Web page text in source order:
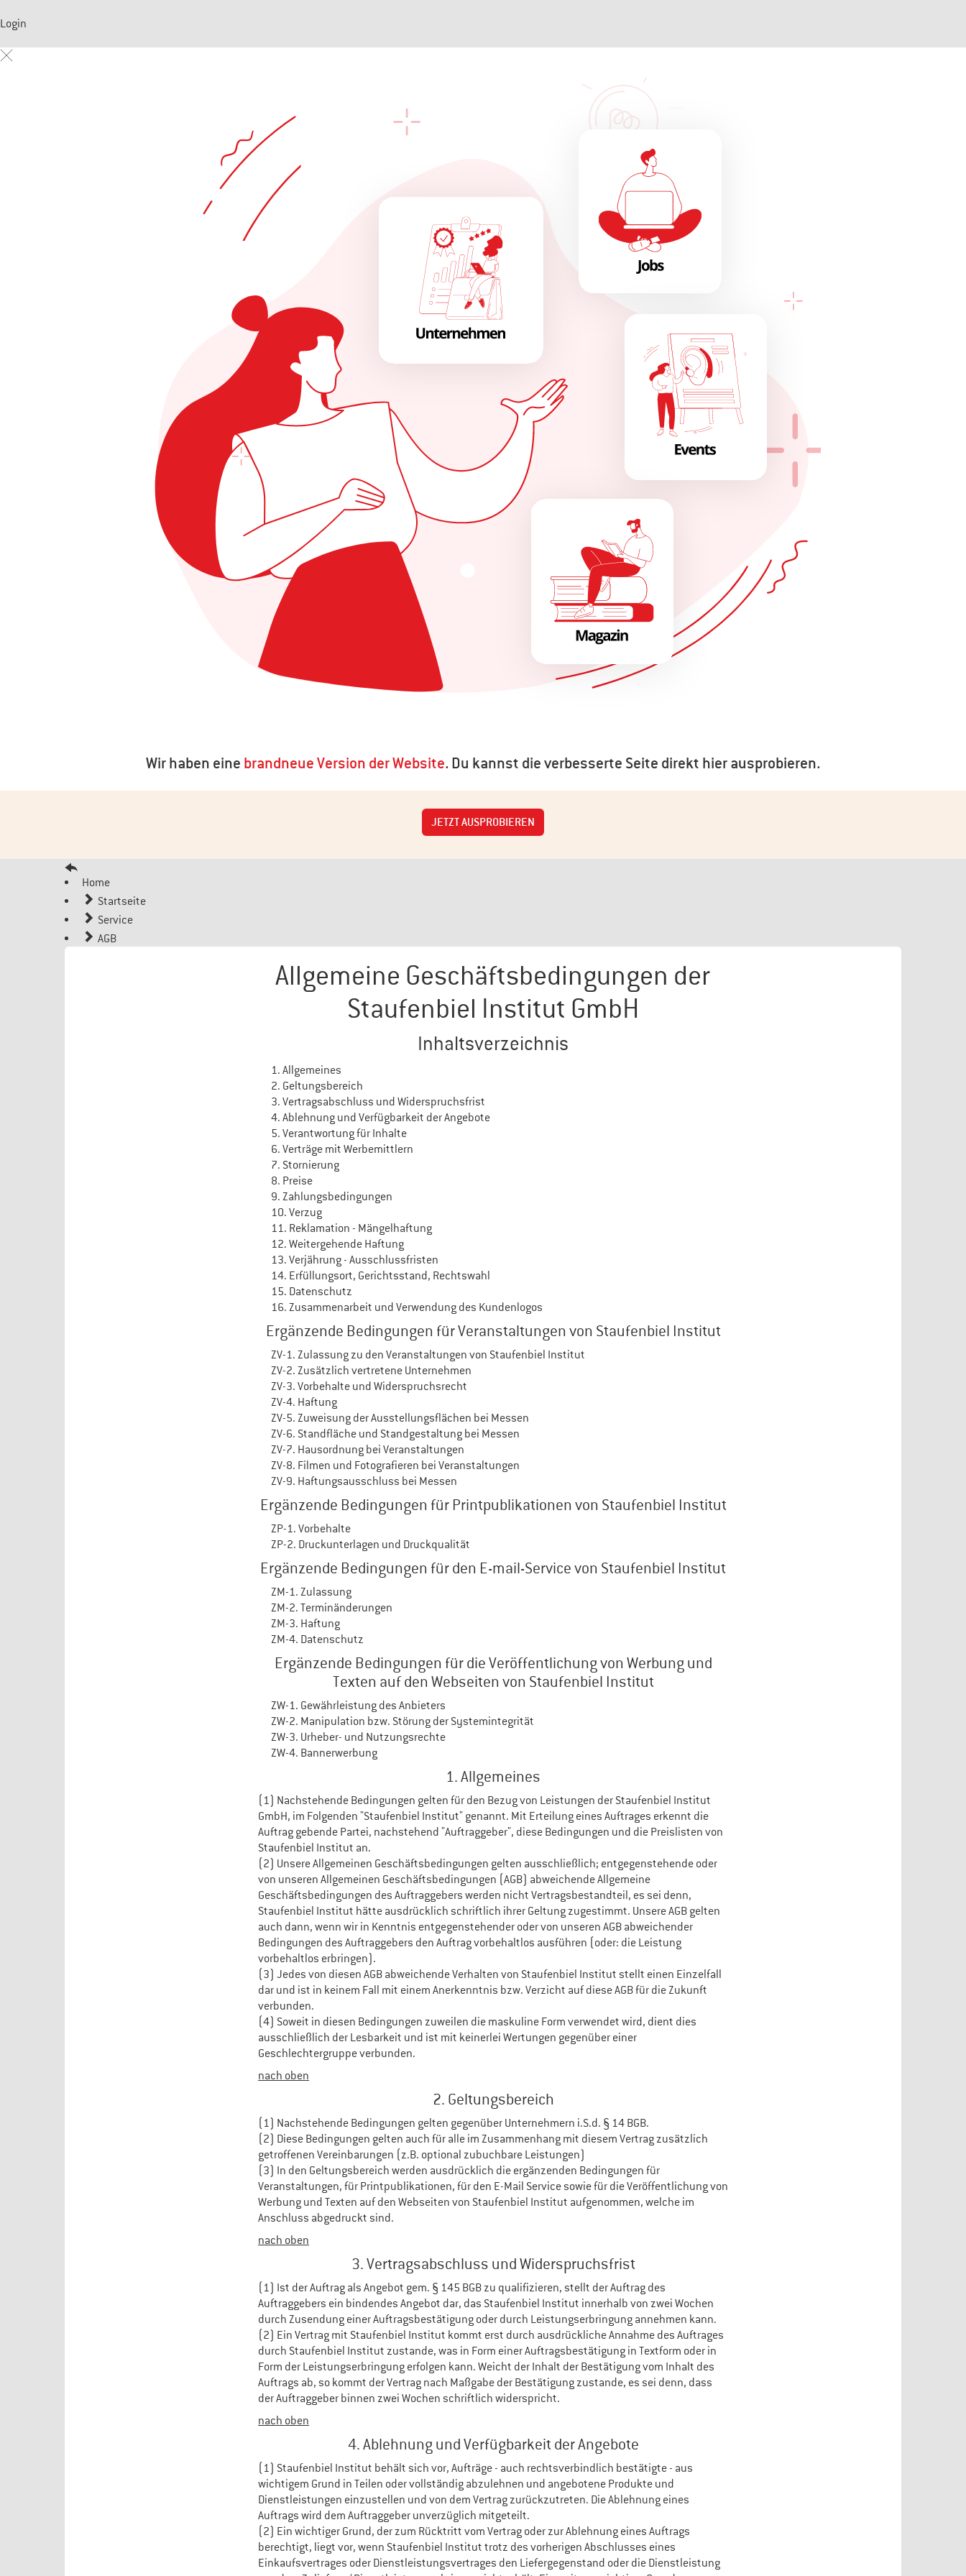
Login
Wir haben eine brandneue Version der Website. Du kannst die verbesserte Seite direkt hier ausprobieren.
JETZT AUSPROBIEREN
Home
Startseite
Service
AGB
Allgemeine Geschäftsbedingungen der
Staufenbiel Institut GmbH
Inhaltsverzeichnis
1. Allgemeines
2. Geltungsbereich
3. Vertragsabschluss und Widerspruchsfrist
4. Ablehnung und Verfügbarkeit der Angebote
5. Verantwortung für Inhalte
6. Verträge mit Werbemittlern
7. Stornierung
8. Preise
9. Zahlungsbedingungen
10. Verzug
11. Reklamation - Mängelhaftung
12. Weitergehende Haftung
13. Verjährung - Ausschlussfristen
14. Erfüllungsort, Gerichtsstand, Rechtswahl
15. Datenschutz
16. Zusammenarbeit und Verwendung des Kundenlogos
Ergänzende Bedingungen für Veranstaltungen von Staufenbiel Institut
ZV-1. Zulassung zu den Veranstaltungen von Staufenbiel Institut
ZV-2. Zusätzlich vertretene Unternehmen
ZV-3. Vorbehalte und Widerspruchsrecht
ZV-4. Haftung
ZV-5. Zuweisung der Ausstellungsflächen bei Messen
ZV-6. Standfläche und Standgestaltung bei Messen
ZV-7. Hausordnung bei Veranstaltungen
ZV-8. Filmen und Fotografieren bei Veranstaltungen
ZV-9. Haftungsausschluss bei Messen
Ergänzende Bedingungen für Printpublikationen von Staufenbiel Institut
ZP-1. Vorbehalte
ZP-2. Druckunterlagen und Druckqualität
Ergänzende Bedingungen für den E-mail-Service von Staufenbiel Institut
ZM-1. Zulassung
ZM-2. Terminänderungen
ZM-3. Haftung
ZM-4. Datenschutz
Ergänzende Bedingungen für die Veröffentlichung von Werbung und
Texten auf den Webseiten von Staufenbiel Institut
ZW-1. Gewährleistung des Anbieters
ZW-2. Manipulation bzw. Störung der Systemintegrität
ZW-3. Urheber- und Nutzungsrechte
ZW-4. Bannerwerbung
1. Allgemeines
(1) Nachstehende Bedingungen gelten für den Bezug von Leistungen der Staufenbiel Institut
GmbH, im Folgenden "Staufenbiel Institut" genannt. Mit Erteilung eines Auftrages erkennt die
Auftrag gebende Partei, nachstehend "Auftraggeber", diese Bedingungen und die Preislisten von
Staufenbiel Institut an.
(2) Unsere Allgemeinen Geschäftsbedingungen gelten ausschließlich; entgegenstehende oder
von unseren Allgemeinen Geschäftsbedingungen (AGB) abweichende Allgemeine
Geschäftsbedingungen des Auftraggebers werden nicht Vertragsbestandteil, es sei denn,
Staufenbiel Institut hätte ausdrücklich schriftlich ihrer Geltung zugestimmt. Unsere AGB gelten
auch dann, wenn wir in Kenntnis entgegenstehender oder von unseren AGB abweichender
Bedingungen des Auftraggebers den Auftrag vorbehaltlos ausführen (oder: die Leistung
vorbehaltlos erbringen).
(3) Jedes von diesen AGB abweichende Verhalten von Staufenbiel Institut stellt einen Einzelfall
dar und ist in keinem Fall mit einem Anerkenntnis bzw. Verzicht auf diese AGB für die Zukunft
verbunden.
(4) Soweit in diesen Bedingungen zuweilen die maskuline Form verwendet wird, dient dies
ausschließlich der Lesbarkeit und ist mit keinerlei Wertungen gegenüber einer
Geschlechtergruppe verbunden.
nach oben
2. Geltungsbereich
(1) Nachstehende Bedingungen gelten gegenüber Unternehmern i.S.d. § 14 BGB.
(2) Diese Bedingungen gelten auch für alle im Zusammenhang mit diesem Vertrag zusätzlich
getroffenen Vereinbarungen (z.B. optional zubuchbare Leistungen)
(3) In den Geltungsbereich werden ausdrücklich die ergänzenden Bedingungen für
Veranstaltungen, für Printpublikationen, für den E-Mail Service sowie für die Veröffentlichung von
Werbung und Texten auf den Webseiten von Staufenbiel Institut aufgenommen, welche im
Anschluss abgedruckt sind.
nach oben
3. Vertragsabschluss und Widerspruchsfrist
(1) Ist der Auftrag als Angebot gem. § 145 BGB zu qualifizieren, stellt der Auftrag des
Auftraggebers ein bindendes Angebot dar, das Staufenbiel Institut innerhalb von zwei Wochen
durch Zusendung einer Auftragsbestätigung oder durch Leistungserbringung annehmen kann.
(2) Ein Vertrag mit Staufenbiel Institut kommt erst durch ausdrückliche Annahme des Auftrages
durch Staufenbiel Institut zustande, was in Form einer Auftragsbestätigung in Textform oder in
Form der Leistungserbringung erfolgen kann. Weicht der Inhalt der Bestätigung vom Inhalt des
Auftrags ab, so kommt der Vertrag nach Maßgabe der Bestätigung zustande, es sei denn, dass
der Auftraggeber binnen zwei Wochen schriftlich widerspricht.
nach oben
4. Ablehnung und Verfügbarkeit der Angebote
(1) Staufenbiel Institut behält sich vor, Aufträge - auch rechtsverbindlich bestätigte - aus
wichtigem Grund in Teilen oder vollständig abzulehnen und angebotene Produkte und
Dienstleistungen einzustellen und von dem Vertrag zurückzutreten. Die Ablehnung eines
Auftrags wird dem Auftraggeber unverzüglich mitgeteilt.
(2) Ein wichtiger Grund, der zum Rücktritt vom Vertrag oder zur Ablehnung eines Auftrags
berechtigt, liegt vor, wenn Staufenbiel Institut trotz des vorherigen Abschlusses eines
Einkaufsvertrages oder Dienstleistungsvertrages den Liefergegenstand oder die Dienstleistung